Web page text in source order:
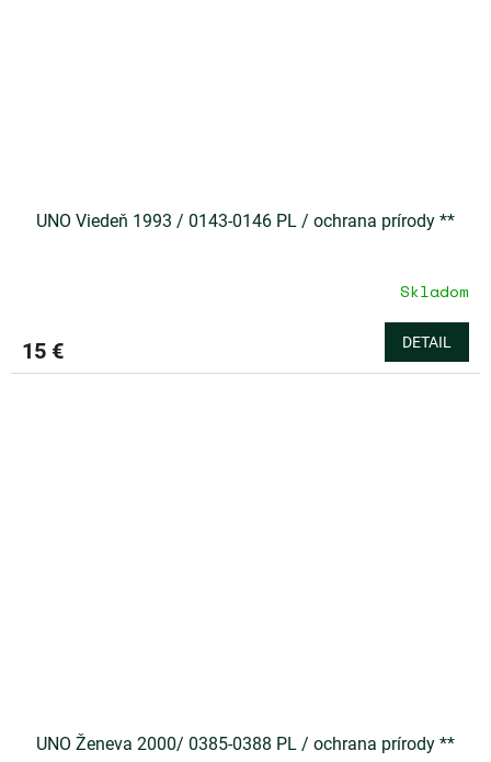
UNO Viedeň 1993 / 0143-0146 PL / ochrana prírody **
Skladom
15 € DETAIL
UNO Ženeva 2000/ 0385-0388 PL / ochrana prírody **